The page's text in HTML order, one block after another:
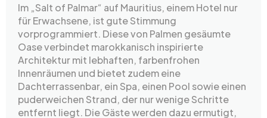
Im „Salt of Palmar“ auf Mauritius, einem Hotel nur
für Erwachsene, ist gute Stimmung
vorprogrammiert. Diese von Palmen gesäumte
Oase verbindet marokkanisch inspirierte
Architektur mit lebhaften, farbenfrohen
Innenräumen und bietet zudem eine
Dachterrassenbar, ein Spa, einen Pool sowie einen
puderweichen Strand, der nur wenige Schritte
entfernt liegt. Die Gäste werden dazu ermutigt,